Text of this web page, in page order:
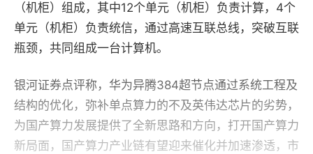
（机柜）组成，其中12个单元（机柜）负责计算，4个
单元（机柜）负责统信，通过高速互联总线，突破互联
瓶颈，共同组成一台计算机。
银河证券点评称，华为异腾384超节点通过系统工程及
结构的优化，弥补单点算力的不及英伟达芯片的劣势，
为国产算力发展提供了全新思路和方向，打开国产算力
新局面，国产算力产业链有望迎来催化并加速渗透，市